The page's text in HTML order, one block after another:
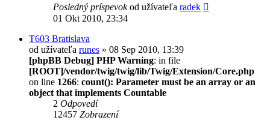
Posledný príspevokod užívateľa radek
01 Okt 2010, 23:34
T603 Bratislava
od užívateľa runes » 08 Sep 2010, 13:39
[phpBB Debug] PHP Warning: in file
[ROOT]/vendor/twig/twig/lib/Twig/Extension/Core.php
on line 1266: count(): Parameter must be an array or an
object that implements Countable
2 Odpovedí
12457 Zobrazení